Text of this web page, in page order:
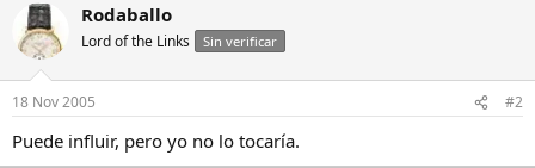
Rodaballo
Lord of the Links Sin verificar
18 Nov 2005 #2
Puede influir, pero yo no lo tocaría.